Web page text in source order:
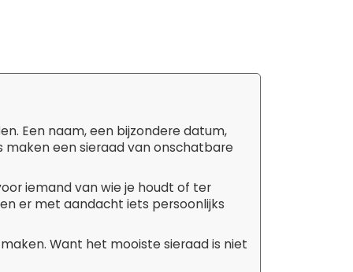
Een naam, een bijzondere datum,
maken een sieraad van onschatbare
iemand van wie je houdt of ter
er met aandacht iets persoonlijks
Want het mooiste sieraad is niet